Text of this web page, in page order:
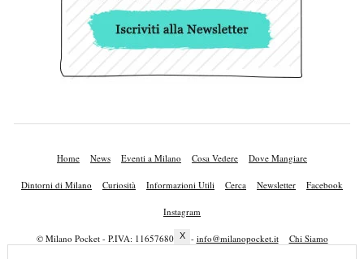
Home News Eventi a Milano Cosa Vedere Dove Mangiare
Dintorni di Milano Curiosità Informazioni Utili Cerca Newsletter Facebook
Instagram
© Milano Pocket - P.IVA: 11657680010 - info@milanopocket.it Chi Siamo
X